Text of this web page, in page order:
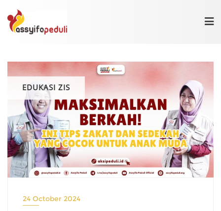
content
EDUKASI ZIS
24 October 2024